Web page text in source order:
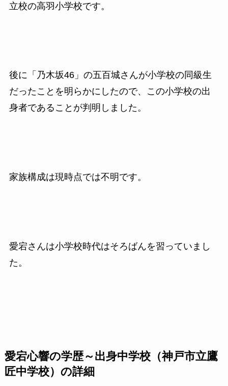
立校の高羽小学校です。
後に「乃木坂46」の五百城さんが小学校の同級生
だったことを明らかにしたので、この小学校の出
身者であることが判明しました。
家族構成は現時点では不明です。
愛宕さんは小学校時代はそろばんを習っていまし
た。
愛宕心響の学歴～出身中学校（神戸市立鷹
匠中学校）の詳細